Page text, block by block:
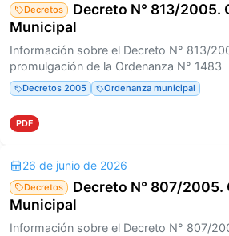
Decretos
Decreto N° 813/2005.
Municipal
Información sobre el Decreto N° 813/
promulgación de la Ordenanza N° 1483
Decretos 2005 Ordenanza municipal
PDF
26 de junio de 2026
Decretos
Decreto N° 807/2005.
Municipal
Información sobre el Decreto N° 807/